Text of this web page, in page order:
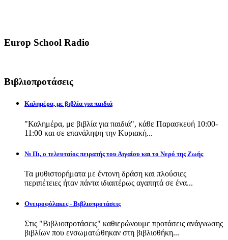
Europ School Radio
Βιβλιοπροτάσεις
Καλημέρα, με βιβλία για παιδιά
"Καλημέρα, με βιβλία για παιδιά", κάθε Παρασκευή 10:00-
11:00 και σε επανάληψη την Κυριακή...
Νι Πι, ο τελευταίος πειρατής του Αιγαίου και το Νερό της Ζωής
Τα μυθιστορήματα με έντονη δράση και πλούσιες
περιπέτειες ήταν πάντα ιδιαιτέρως αγαπητά σε ένα...
Ονειροφύλακες - Βιβλιοπροτάσεις
Στις "Βιβλιοπροτάσεις" καθιερώνουμε προτάσεις ανάγνωσης
βιβλίων που ενσωματώθηκαν στη βιβλιοθήκη...